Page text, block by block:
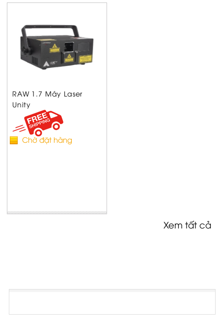
RAW 1.7 Máy Laser
Unity
Chờ đặt hàng
Xem tất cả